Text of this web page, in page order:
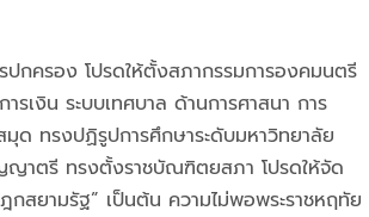
กครอง โปรดให้ตั้งสภากรรมการองคมนตรี
รเงิน ระบบเทศบาล ด้านการศาสนา การ
ด ทรงปฏิรูปการศึกษาระดับมหาวิทยาลัย
ญาตรี ทรงตั้งราชบัณฑิตยสภา โปรดให้จัด
สยามรัฐ” เป็นต้น ความไม่พอพระราชหฤทัย